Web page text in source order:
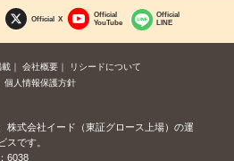
Official X
Official
YouTube
Official
LINE
載 会社概要
リシードについて
個人情報保護方針
株式会社イード（東証グロース上場）の運
スです。
6038